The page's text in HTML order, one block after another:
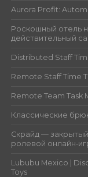
Aurora Profit:
Роскошный отель
действительный
Distributed Staff
Remote Staff Time
Remote Team Task
Классические
Скрайд —
ролевой
Lububu Mexico |
Toys